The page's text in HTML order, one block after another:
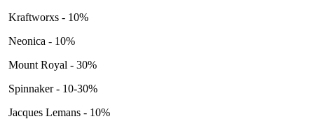
Kraftworxs - 10%
Neonica - 10%
Mount Royal - 30%
Spinnaker - 10-30%
Jacques Lemans - 10%